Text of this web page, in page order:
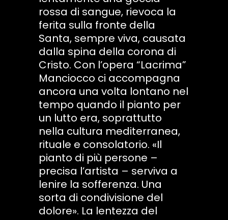
rossa di sangue, rievoca la
ferita sulla fronte della
Santa, sempre viva, causata
dalla spina della corona di
Cristo. Con l’opera “Lacrima”
Manciocco ci accompagna
ancora una volta lontano nel
tempo quando il pianto per
un lutto era, soprattutto
nella cultura mediterranea,
rituale e consolatorio. «Il
pianto di più persone –
precisa l’artista – serviva a
lenire la sofferenza. Una
sorta di condivisione del
dolore». La lentezza del